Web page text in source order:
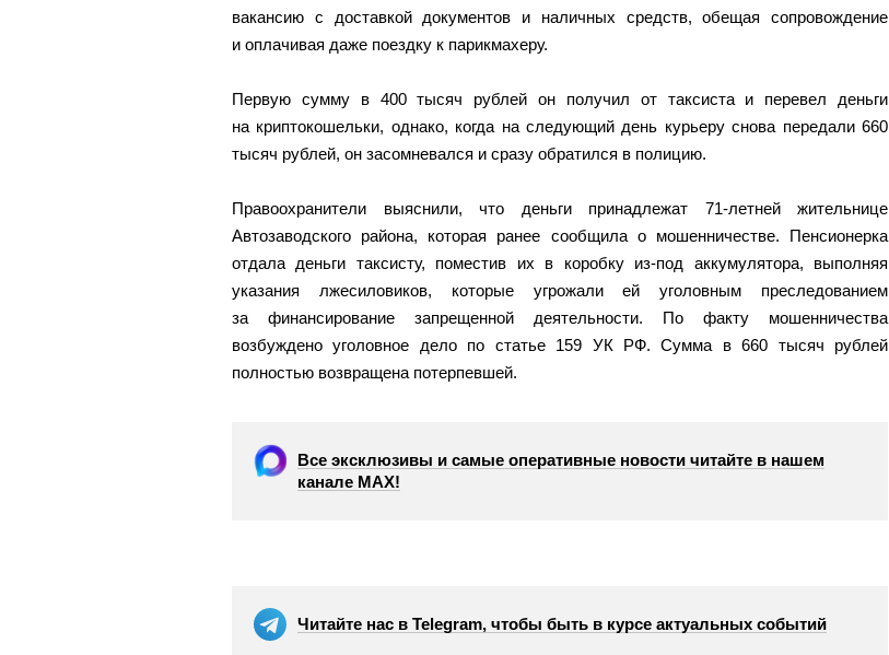
вакансию с доставкой документов и наличных средств, обещая сопровождение
и оплачивая даже поездку к парикмахеру.
Первую сумму в 400 тысяч рублей он получил от таксиста и перевел деньги
на криптокошельки, однако, когда на следующий день курьеру снова передали 660
тысяч рублей, он засомневался и сразу обратился в полицию.
Правоохранители выяснили, что деньги принадлежат 71-летней жительнице
Автозаводского района, которая ранее сообщила о мошенничестве. Пенсионерка
отдала деньги таксисту, поместив их в коробку из-под аккумулятора, выполняя
указания лжесиловиков, которые угрожали ей уголовным преследованием
за финансирование запрещенной деятельности. По факту мошенничества
возбуждено уголовное дело по статье 159 УК РФ. Сумма в 660 тысяч рублей
полностью возвращена потерпевшей.
Все эксклюзивы и самые оперативные новости читайте в нашем
канале МАХ!
Читайте нас в Telegram, чтобы быть в курсе актуальных событий